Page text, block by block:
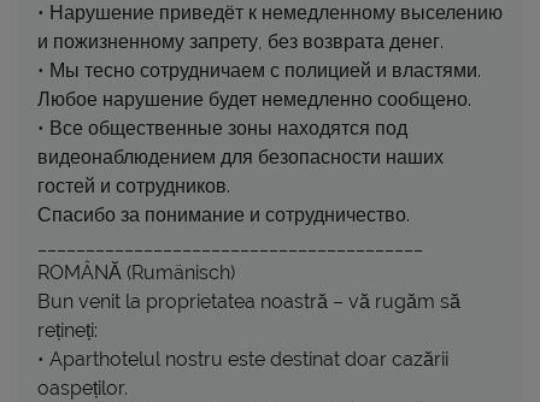
• Нарушение приведёт к немедленному выселению
и пожизненному запрету, без возврата денег.
• Мы тесно сотрудничаем с полицией и властями.
Любое нарушение будет немедленно сообщено.
• Все общественные зоны находятся под
видеонаблюдением для безопасности наших
гостей и сотрудников.
Спасибо за понимание и сотрудничество.
ROMÂNĂ (Rumänisch)
Bun venit la proprietatea noastră – vă rugăm să
rețineți:
• Aparthotelul nostru este destinat doar cazării
oaspeților.